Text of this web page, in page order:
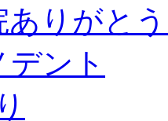
ありがと
ント